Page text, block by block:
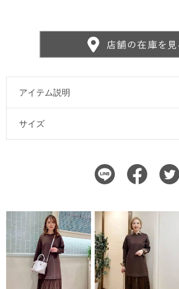
アイテム説明
サイズ